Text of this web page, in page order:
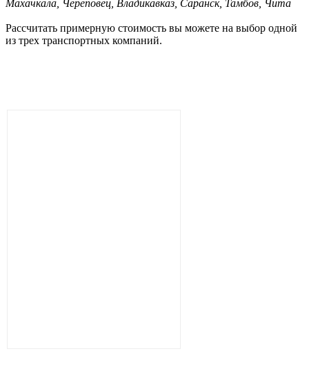
Махачкала, Череповец, Владикавказ, Саранск, Тамбов, Чита
Рассчитать примерную стоимость вы можете на выбор одной
из трех транспортных компаний.